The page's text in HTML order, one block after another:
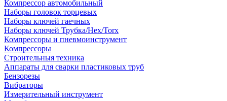
Компрессор автомобильный
Наборы головок торцевых
Наборы ключей гаечных
Наборы ключей Трубка/Hex/Torx
Компрессоры и пневмоинструмент
Компрессоры
Строительныя техника
Аппараты для сварки пластиковых труб
Бензорезы
Вибраторы
Измерительный инструмент